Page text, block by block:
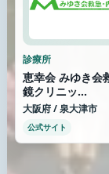
診療所
恵幸会 みゆき会
鏡クリニッ...
大阪府 / 泉大津市
公式サイト